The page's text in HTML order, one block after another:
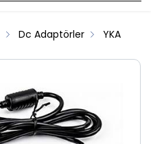
Dc Adaptörler YKA